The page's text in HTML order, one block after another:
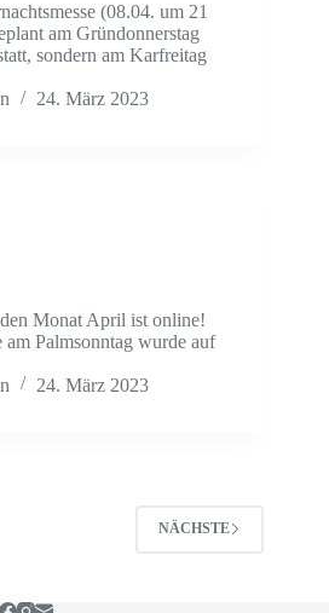
(08.04. um 21
am Gründonnerstag
sondern am Karfreitag
24. März 2023
Monat April ist online!
Palmsonntag wurde auf
24. März 2023
NÄCHSTE